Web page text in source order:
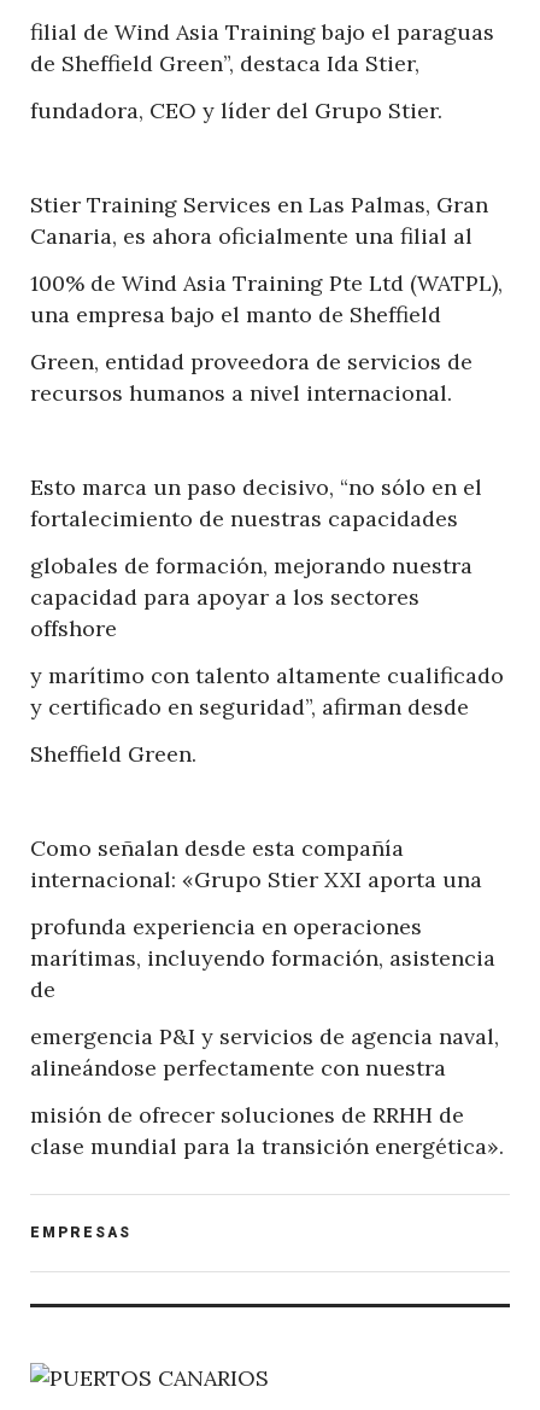
filial de Wind Asia Training bajo el paraguas
de Sheffield Green”, destaca Ida Stier,
fundadora, CEO y líder del Grupo Stier.
Stier Training Services en Las Palmas, Gran
Canaria, es ahora oficialmente una filial al
100% de Wind Asia Training Pte Ltd (WATPL),
una empresa bajo el manto de Sheffield
Green, entidad proveedora de servicios de
recursos humanos a nivel internacional.
Esto marca un paso decisivo, “no sólo en el
fortalecimiento de nuestras capacidades
globales de formación, mejorando nuestra
capacidad para apoyar a los sectores
offshore
y marítimo con talento altamente cualificado
y certificado en seguridad”, afirman desde
Sheffield Green.
Como señalan desde esta compañía
internacional: «Grupo Stier XXI aporta una
profunda experiencia en operaciones
marítimas, incluyendo formación, asistencia
de
emergencia P&I y servicios de agencia naval,
alineándose perfectamente con nuestra
misión de ofrecer soluciones de RRHH de
clase mundial para la transición energética».
POST
EMPRESAS